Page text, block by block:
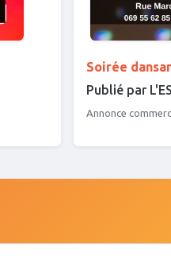
Soirée
Publié par
Annonce